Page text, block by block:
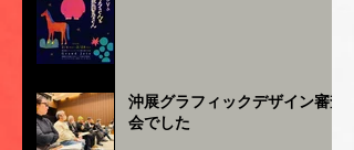
沖展グラフィックデザイン審査
会でした